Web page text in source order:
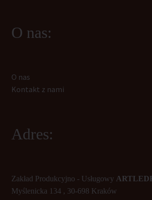
O nas:
O nas
Kontakt z nami
Adres:
Zakład Produkcyjno - Usługowy
Myślenicka 134 , 30-698 Kraków